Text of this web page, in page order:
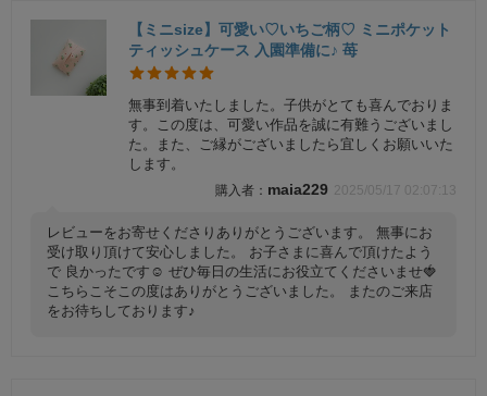
【ミニsize】可愛い♡いちご柄♡ ミニポケット
ティッシュケース 入園準備に♪ 苺
無事到着いたしました。子供がとても喜んでおりま
す。この度は、可愛い作品を誠に有難うございまし
た。また、ご縁がございましたら宜しくお願いいた
します。
maia229 2025/05/17 02:07:13
レビューをお寄せくださりありがとうございます。 無事にお
受け取り頂けて安心しました。 お子さまに喜んで頂けたよう
で 良かったです☺️ ぜひ毎日の生活にお役立てくださいませ🍓
こちらこそこの度はありがとうございました。 またのご来店
をお待ちしております♪